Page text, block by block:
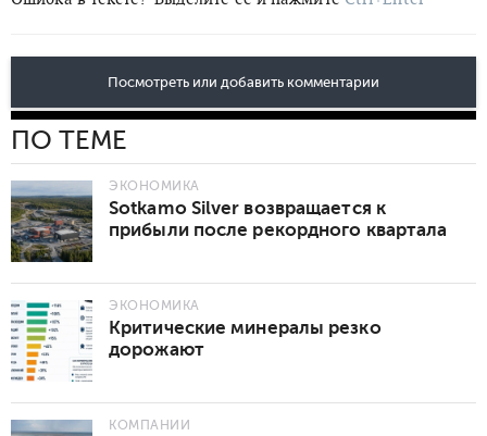
Посмотреть или добавить комментарии
ПО ТЕМЕ
ЭКОНОМИКА
Sotkamo Silver возвращается к
прибыли после рекордного квартала
ЭКОНОМИКА
Критические минералы резко
дорожают
КОМПАНИИ